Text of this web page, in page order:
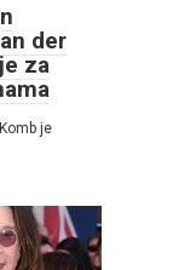
der
za
je